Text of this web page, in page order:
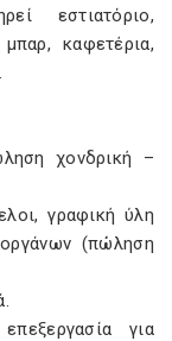
εστιατόριο,
καφετέρια,
χονδρική –
γραφική ύλη
(πώληση
για